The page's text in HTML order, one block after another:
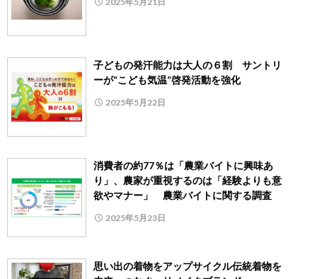
子どもの発汗能力は大人の６割 サントリ
ーが“こども気温”啓発活動を強化
2025年5月22日
消費者の約77％は「農業バイトに興味あ
り」、農家が重視するのは「経験よりも意
欲やマナー」 農業バイトに関する調査
2025年5月23日
思い出の着物をアップサイクル伝統着物を